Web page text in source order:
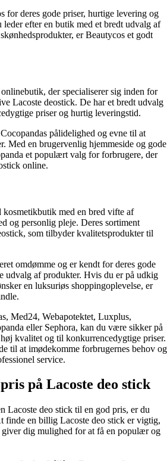
for deres gode priser, hurtige levering og
efter en butik med et bredt udvalg af
er Beautycos et godt
der specialiserer sig inden for
Lacoste deostick. De har et bredt udvalg
priser og hurtig leveringstid.
pålidelighed og evne til at
Med en brugervenlig hjemmeside og gode
et populært valg for forbrugere, der
online.
kosmetikbutik med en bred vifte af
og personlig pleje. Deres sortiment
som tilbyder kvalitetsprodukter til
omdømme og er kendt for deres gode
udvalg af produkter. Hvis du er på udkig
en luksuriøs shoppingoplevelse, er
Med24, Webapotektet, Luxplus,
eller Sephora, kan du være sikker på
kvalitet og til konkurrencedygtige priser.
til at imødekomme forbrugernes behov og
service.
på Lacoste deo stick
Lacoste deo stick til en god pris, er du
finde en billig Lacoste deo stick er vigtig,
giver dig mulighed for at få en populær og